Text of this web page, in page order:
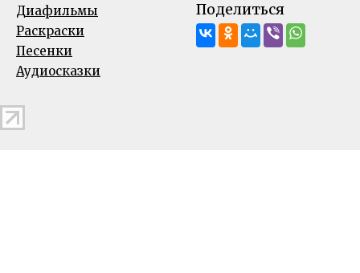
Диафильмы
Раскраски
Песенки
Аудиосказки
Поделиться